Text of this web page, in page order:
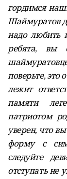
гордимся
Шаймуратов
надо любить
ребята, вы
поверьте, это
лежит
памяти
патриотом
уверен, что
форму с
следуйте
отступать не